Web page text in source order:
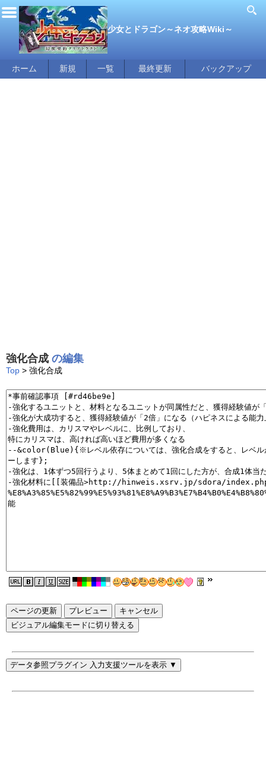
少女とドラゴン～ネオ攻略Wiki～
ホーム 新規 一覧 最終更新 バックアップ
強化合成 の編集
Top > 強化合成
ページの更新
ビジュアル編集モードに切り替える
データ参照プラグイン 入力支援ツールを表示 ▼